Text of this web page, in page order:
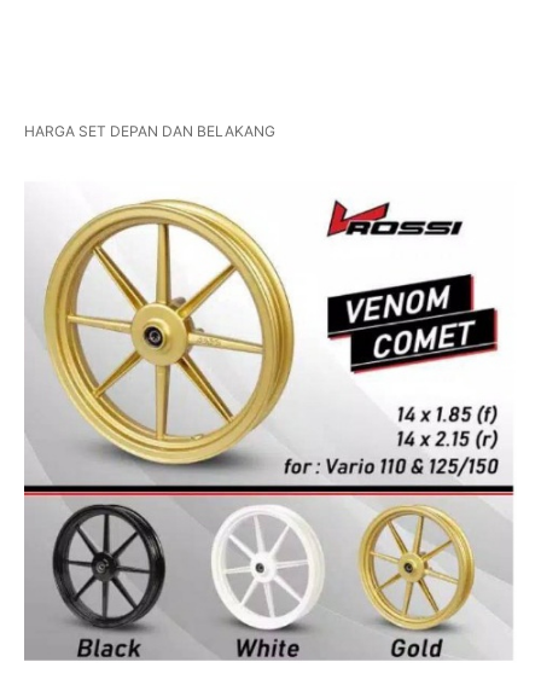
HARGA SET DEPAN DAN BELAKANG